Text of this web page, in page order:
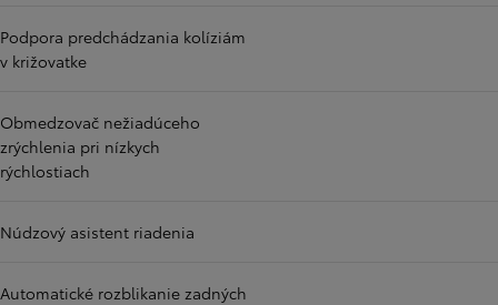
Podpora predchádzania kolíziám
v križovatke
Obmedzovač nežiadúceho
zrýchlenia pri nízkych
rýchlostiach
Núdzový asistent riadenia
Automatické rozblikanie zadných